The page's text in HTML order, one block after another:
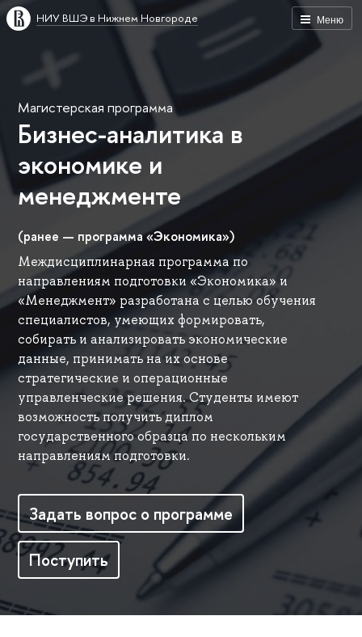
Меню
НИУ ВШЭ в Нижнем Новгороде
Магистерская программа
Бизнес-аналитика в
экономике и
менеджменте
(ранее — программа «Экономика»)
Междисциплинарная программа по
направлениям подготовки «Экономика» и
«Менеджмент» разработана с целью обучения
специалистов, умеющих формировать,
собирать и анализировать экономические
данные, принимать на их основе
стратегические и операционные
управленческие решения. Студенты имеют
возможность получить диплом
государственного образца по нескольким
направлениям подготовки.
Задать вопрос о программе
Поступить